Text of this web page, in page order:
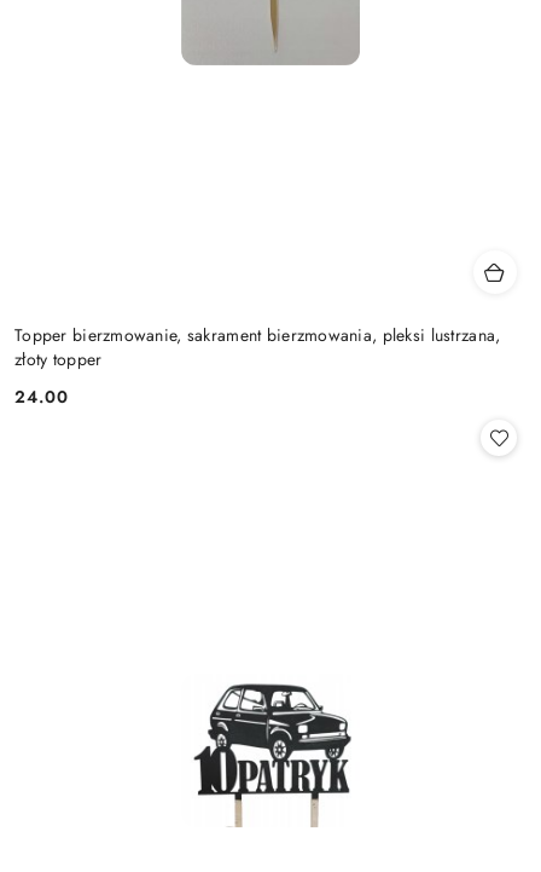
Topper bierzmowanie, sakrament bierzmowania, pleksi lustrzana,
złoty topper
Cena:
24.00